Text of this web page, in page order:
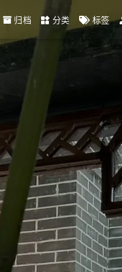
归档 分类 标签